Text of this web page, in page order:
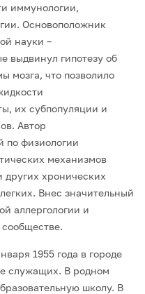
иммунологии,
Основоположник
науки –
выдвинул ги­потезу об
мозга, что позволило
их субпопуляции и
Автор
по физиологии
механизмов
других хронических
Внес значительный
аллергологии и
1955 года в городе
служащих. В родном
школу. В